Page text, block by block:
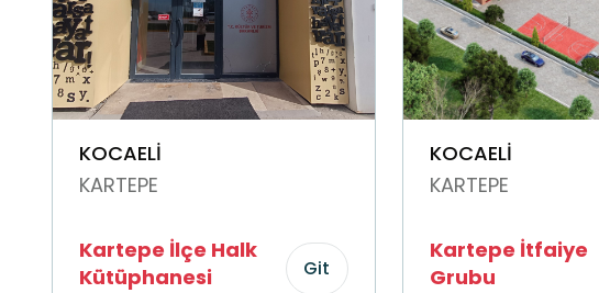
KOCAELİ
KARTEPE
Kartepe İlçe Halk
Kütüphanesi
Git
KOCAELİ
KARTEPE
Kartepe İtfaiye
Grubu